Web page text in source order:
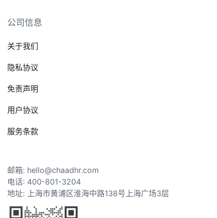
公司信息
关于我们
隐私协议
免责声明
用户协议
服务条款
邮箱: hello@chaadhr.com
电话: 400-801-3204
地址: 上海市黄浦区淮海中路138号上海广场3层